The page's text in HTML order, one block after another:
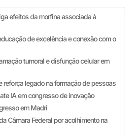
efeitos da morfina associada à
de excelência e conexão com o
tumoral e disfunção celular em
reforça legado na formação de pessoas
IA em congresso de inovação
em Madri
Câmara Federal por acolhimento na